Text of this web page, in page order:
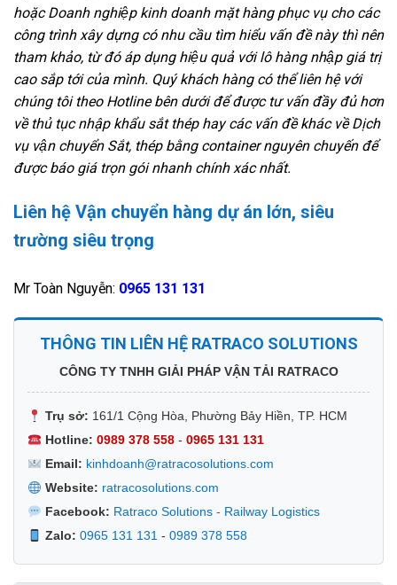
hoặc Doanh nghiệp kinh doanh mặt hàng phục vụ cho các
công trình xây dựng có nhu cầu tìm hiểu vấn đề này thì nên
tham khảo, từ đó áp dụng hiệu quả với lô hàng nhập giá trị
cao sắp tới của mình. Quý khách hàng có thể liên hệ với
chúng tôi theo Hotline bên dưới để được tư vấn đầy đủ hơn
về thủ tục nhập khẩu sắt thép hay các vấn đề khác về Dịch
vụ vận chuyển Sắt, thép bằng container nguyên chuyến để
được báo giá trọn gói nhanh chính xác nhất.
Liên hệ Vận chuyển hàng dự án lớn, siêu
trường siêu trọng
Mr Toàn Nguyễn: 0965 131 131
THÔNG TIN LIÊN HỆ RATRACO SOLUTIONS
CÔNG TY TNHH GIẢI PHÁP VẬN TẢI RATRACO
Trụ sở: 161/1 Cộng Hòa, Phường Bảy Hiền, TP. HCM
Hotline: 0989 378 558- 0965 131 131
Email: kinhdoanh@ratracosolutions.com
Website: ratracosolutions.com
Facebook: Ratraco Solutions - Railway Logistics
Zalo: 0965 131 131- 0989 378 558